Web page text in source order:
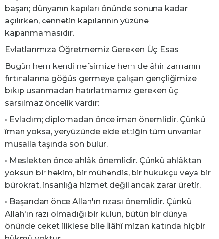
başarı; dünyanın kapıları önünde sonuna kadar
açılırken, cennetin kapılarının yüzüne
kapanmamasıdır.
Evlatlarımıza Öğretmemiz Gereken Üç Esas
Bugün hem kendi nefsimize hem de âhir zamanın
fırtınalarına göğüs germeye çalışan gençliğimize
bıkıp usanmadan hatırlatmamız gereken üç
sarsılmaz öncelik vardır:
• Evladım; diplomadan önce îman önemlidir. Çünkü
îman yoksa, yeryüzünde elde ettiğin tüm unvanlar
musalla taşında son bulur.
• Meslekten önce ahlâk önemlidir. Çünkü ahlâktan
yoksun bir hekim, bir mühendis, bir hukukçu veya bir
bürokrat, insanlığa hizmet değil ancak zarar üretir.
• Başarıdan önce Allah'ın rızası önemlidir. Çünkü
Allah'ın razı olmadığı bir kulun, bütün bir dünya
önünde ceket iliklese bile İlâhî mizan katında hiçbir